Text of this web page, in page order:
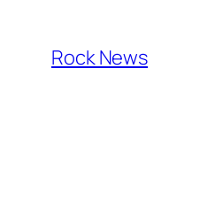
content
Rock News